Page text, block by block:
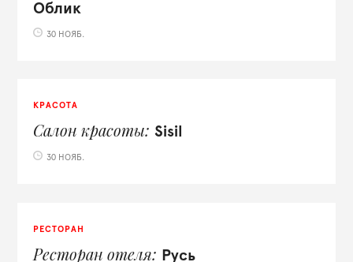
Облик
30 НОЯБ.
КРАСОТА
Салон красоты Sisil
30 НОЯБ.
РЕСТОРАН
Ресторан отеля Русь